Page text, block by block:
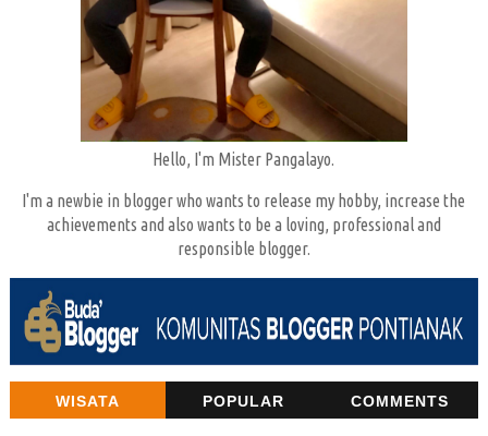
Hello, I'm Mister Pangalayo.
I'm a newbie in blogger who wants to release my hobby, increase the
achievements and also wants to be a loving, professional and
responsible blogger.
WISATA POPULAR COMMENTS